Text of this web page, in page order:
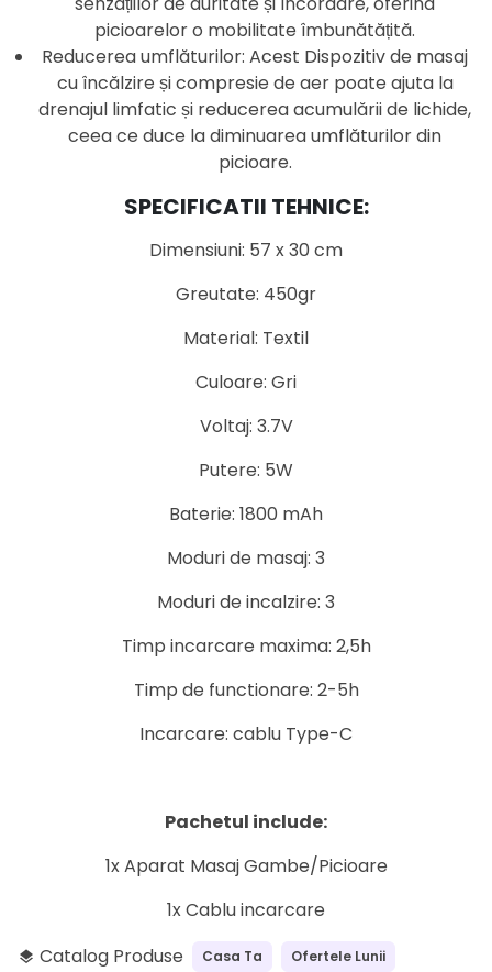
picioarelor o mobilitate îmbunătățită.
Reducerea umflăturilor: Acest Dispozitiv de masaj
cu încălzire și compresie de aer poate ajuta la
drenajul limfatic și reducerea acumulării de lichide,
ceea ce duce la diminuarea umflăturilor din
picioare.
SPECIFICATII TEHNICE:
Dimensiuni: 57 x 30 cm
Greutate: 450gr
Material: Textil
Culoare: Gri
Voltaj: 3.7V
Putere: 5W
Baterie: 1800 mAh
Moduri de masaj: 3
Moduri de incalzire: 3
Timp incarcare maxima: 2,5h
Timp de functionare: 2-5h
Incarcare: cablu Type-C
Pachetul include:
1x Aparat Masaj Gambe/Picioare
1x Cablu incarcare
layers Catalog Produse Casa Ta Ofertele Lunii